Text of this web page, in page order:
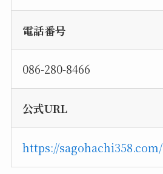
電話番号
086-280-8466
公式URL
https://sagohachi358.com/